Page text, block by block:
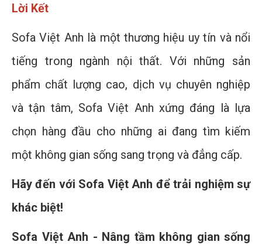
Lời Kết
Sofa Việt Anh là một thương hiệu uy tín và nổi
tiếng trong ngành nội thất. Với những sản
phẩm chất lượng cao, dịch vụ chuyên nghiệp
và tận tâm, Sofa Việt Anh xứng đáng là lựa
chọn hàng đầu cho những ai đang tìm kiếm
một không gian sống sang trọng và đẳng cấp.
Hãy đến với Sofa Việt Anh để trải nghiệm sự
khác biệt!
Sofa Việt Anh - Nâng tầm không gian sống